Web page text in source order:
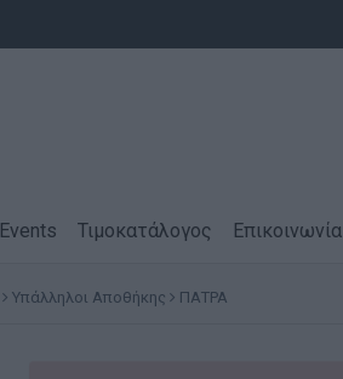
Events Τιμοκατάλογος Επικοινωνία
Υπάλληλοι Αποθήκης ΠΑΤΡΑ